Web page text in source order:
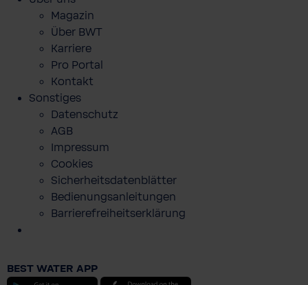
7,04 €
Magazin
Über BWT
Karriere
Pro Portal
Kontakt
Sonstiges
Datenschutz
AGB
Impressum
Cookies
Sicherheitsdatenblätter
Bedienungsanleitungen
Barrierefreiheitserklärung
BEST WATER APP